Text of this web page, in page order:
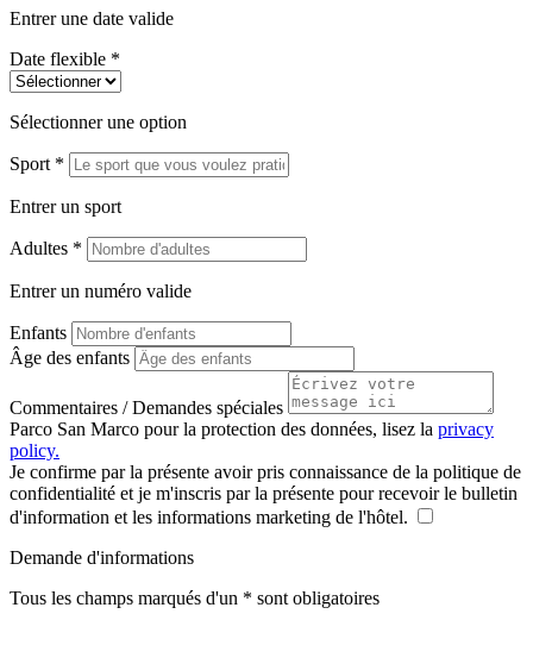
Entrer une date valide
Date flexible *
Sélectionner une option
Sport *
Entrer un sport
Adultes *
Entrer un numéro valide
Enfants
Âge des enfants
Commentaires / Demandes spéciales
Parco San Marco pour la protection des données, lisez la privacy
policy.
Je confirme par la présente avoir pris connaissance de la politique de
confidentialité et je m'inscris par la présente pour recevoir le bulletin
d'information et les informations marketing de l'hôtel.
Demande d'informations
Tous les champs marqués d'un * sont obligatoires